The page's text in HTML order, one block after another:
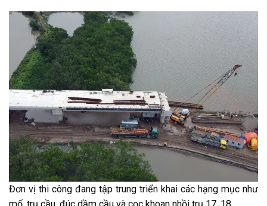
Đơn vị thi công đang tập trung triển khai các hạng mục như